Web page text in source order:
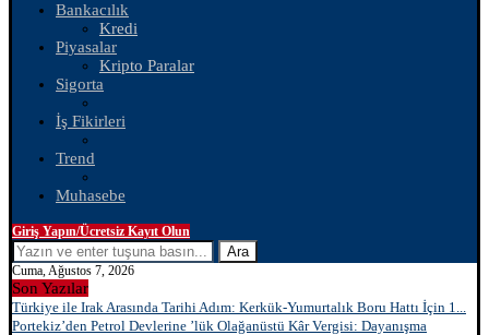
Bankacılık
Kredi
Piyasalar
Kripto Paralar
Sigorta
İş Fikirleri
Trend
Muhasebe
Giriş Yapın/Ücretsiz Kayıt Olun
Ara
Cuma, Ağustos 7, 2026
Son Yazılar
Türkiye ile Irak Arasında Tarihi Adım: Kerkük-Yumurtalık Boru Hattı İçin 1...
Portekiz’den Petrol Devlerine ’lük Olağanüstü Kâr Vergisi: Dayanışma